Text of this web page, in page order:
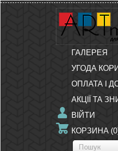
ГАЛЕРЕЯ
УГОДА
ОПЛАТА І
АКЦІЇ ТА
ВІЙТИ
КОРЗИНА (0